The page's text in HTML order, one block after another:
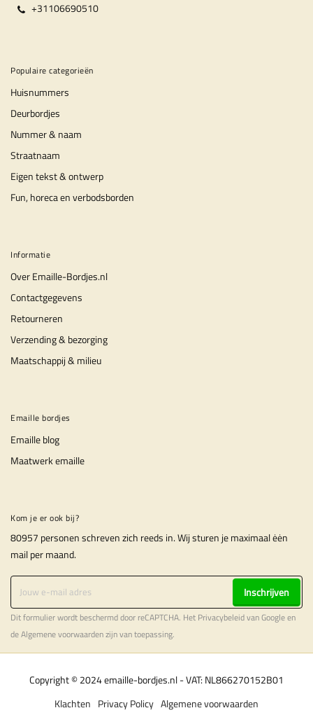
+31106690510
Populaire categorieën
Huisnummers
Deurbordjes
Nummer & naam
Straatnaam
Eigen tekst & ontwerp
Fun, horeca en verbodsborden
Informatie
Over Emaille-Bordjes.nl
Contactgegevens
Retourneren
Verzending & bezorging
Maatschappij & milieu
Emaille bordjes
Emaille blog
Maatwerk emaille
Kom je er ook bij?
80957 personen schreven zich reeds in. Wij sturen je maximaal ėėn
mail per maand.
Inschrijven
Dit formulier wordt beschermd door reCAPTCHA. Het Privacybeleidvan Google en
deAlgemene voorwaardenzijn van toepassing.
Copyright © 2024 emaille-bordjes.nl - VAT: NL866270152B01
Algemene voorwaarden
Privacy Policy
Klachten